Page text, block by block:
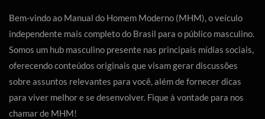
Bem-vindo ao Manual do Homem Moderno (MHM), o veículo
independente mais completo do Brasil para o público masculino.
Somos um hub masculino presente nas principais mídias sociais,
oferecendo conteúdos originais que visam gerar discussões
sobre assuntos relevantes para você, além de fornecer dicas
para viver melhor e se desenvolver. Fique à vontade para nos
chamar de MHM!